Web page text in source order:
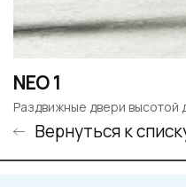
NEO 1
Раздвижные двери
Вернуться к